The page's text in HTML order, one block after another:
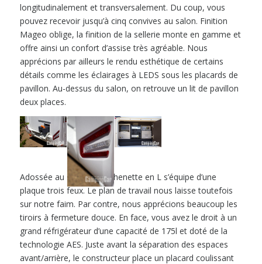
longitudinalement et transversalement. Du coup, vous
pouvez recevoir jusqu’à cinq convives au salon. Finition
Mageo oblige, la finition de la sellerie monte en gamme et
offre ainsi un confort d’assise très agréable. Nous
apprécions par ailleurs le rendu esthétique de certains
détails comme les éclairages à LEDS sous les placards de
pavillon. Au-dessus du salon, on retrouve un lit de pavillon
deux places.
Adossée au salon, la kitchenette en L s’équipe d’une
plaque trois feux. Le plan de travail nous laisse toutefois
sur notre faim. Par contre, nous apprécions beaucoup les
tiroirs à fermeture douce. En face, vous avez le droit à un
grand réfrigérateur d’une capacité de 175l et doté de la
technologie AES. Juste avant la séparation des espaces
avant/arrière, le constructeur place un placard coulissant